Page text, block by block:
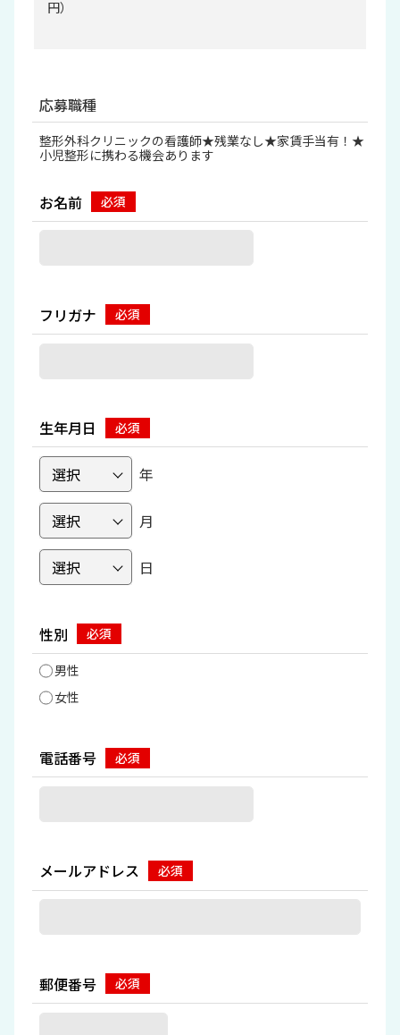
円）
応募職種
整形外科クリニックの看護師★残業なし★家賃手当有！★
小児整形に携わる機会あります
お名前
フリガナ
生年月日
年
月
日
性別
男性
女性
電話番号
メールアドレス
郵便番号